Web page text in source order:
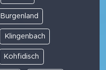
Klingenbach
Kohfidisch